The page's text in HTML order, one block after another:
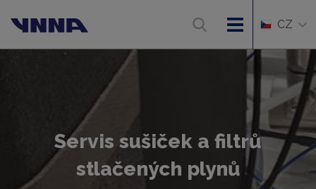
CZ
Servis sušiček a filtrů
stlačených plynů